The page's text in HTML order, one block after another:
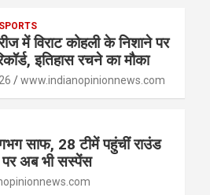
SPORTS
में विराट कोहली के निशाने पर
इतिहास रचने का मौका
www.indianopinionnews.com
साफ, 28 टीमें पहुंचीं राउंड
अब भी सस्पेंस